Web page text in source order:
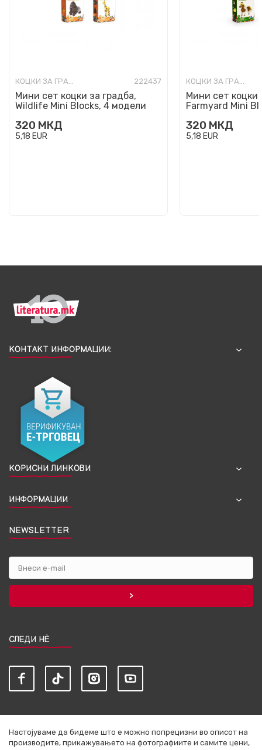
КОЦКИ ЗА ГРАДБА 222437
Мини сет коцки за градба,
Wildlife Mini Blocks, 4 модели
320 МКД
5,18 EUR
КОЦКИ ЗА ГРАДБА
Мини сет коцки
Farmyard Mini
320 МКД
5,18 EUR
КОНТАКТ ИНФОРМАЦИИ:
КОРИСНИ ЛИНКОВИ
ИНФОРМАЦИИ
NEWSLETTER
СЛЕДИ НЀ
Настојуваме да бидеме што е можно попрецизни во описот на
производите, прикажувањето на фотографиите и самите цени,